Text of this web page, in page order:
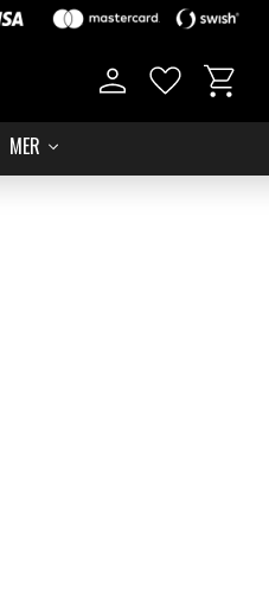
MER
Favorites